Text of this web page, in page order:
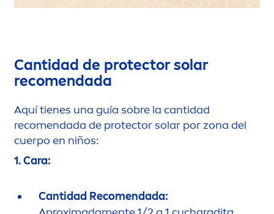
Cantidad de protector solar
recomendada
Aquí tienes una guía sobre la cantidad
recomendada de protector solar por zona del
cuerpo en niños:
1. Cara:
Cantidad Recomendada: